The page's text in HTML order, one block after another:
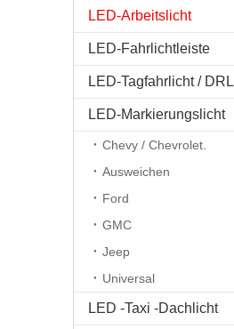
LED-Arbeitslicht
LED-Fahrlichtleiste
LED-Tagfahrlicht / DRL
LED-Markierungslicht
Chevy / Chevrolet.
Ausweichen
Ford
GMC
Jeep
Universal
LED -Taxi -Dachlicht